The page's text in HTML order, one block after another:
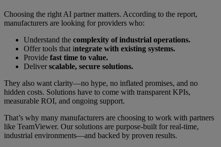
Choosing the right AI partner matters. According to the report,
manufacturers are looking for providers who:
Understand the complexity of industrial operations.
Offer tools that integrate with existing systems.
Provide fast time to value.
Deliverscalable, secure solutions.
They also want clarity—no hype, no inflated promises, and no
hidden costs. Solutions have to come with transparent KPIs,
measurable ROI, and ongoing support.
That’s why many manufacturers are choosing to work with partners
like TeamViewer. Our solutions are purpose-built for real-time,
industrial environments—and backed by proven results.